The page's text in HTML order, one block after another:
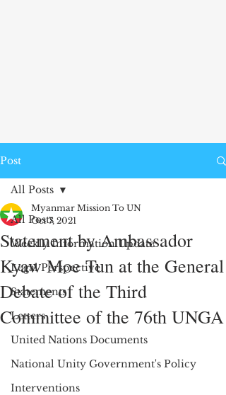
Post
All Posts
Weekly Information Update
Legal Perspective
Statements
Letters
United Nations Documents
National Unity Government's Policy
Interventions
All Posts
Statement by Ambassador
Kyaw Moe Tun at the General
Debate of the Third
Committee of the 76th UNGA
Myanmar Mission To UN
Oct 7, 2021